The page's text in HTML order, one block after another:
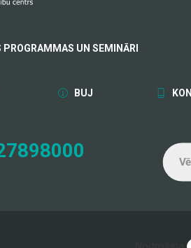
PROGRAMMAS UN SEMINĀRI
BUJ